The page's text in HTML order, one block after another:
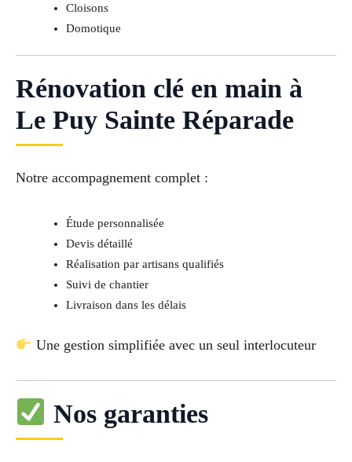
Cloisons
Domotique
Rénovation clé en main à
Le Puy Sainte Réparade
Notre accompagnement complet :
Étude personnalisée
Devis détaillé
Réalisation par artisans qualifiés
Suivi de chantier
Livraison dans les délais
Une gestion simplifiée avec un seul interlocuteur
Nos garanties